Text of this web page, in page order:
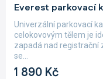
Everest parkovací
hodnocení
produktu
je
5,0
z
hvězdiček.
1 890 Kč
Univerzální parkovací
celokovovým tělem je
zapadá nad registrační
se...